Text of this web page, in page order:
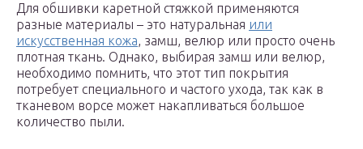
Для обшивки каретной стяжкой применяются
разные материалы – это натуральная или
искусственная кожа, замш, велюр или просто очень
плотная ткань. Однако, выбирая замш или велюр,
необходимо помнить, что этот тип покрытия
потребует специального и частого ухода, так как в
тканевом ворсе может накапливаться большое
количество пыли.